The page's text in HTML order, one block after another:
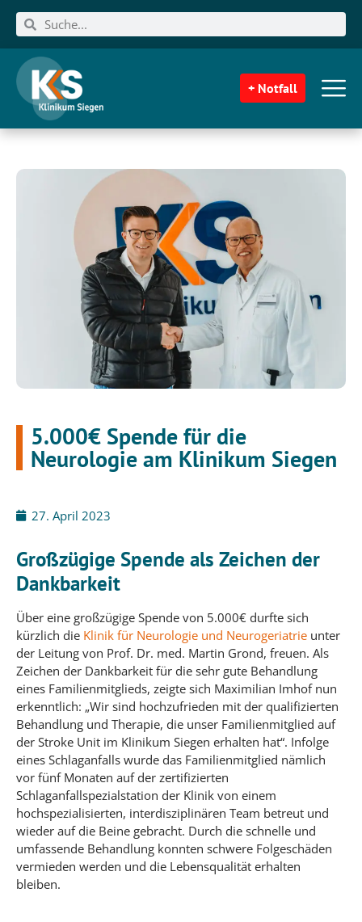
+ Notfall
5.000€ Spende für die
Neurologie am Klinikum Siegen
27. April 2023
Großzügige Spende als Zeichen der
Dankbarkeit
Über eine großzügige Spende von 5.000€ durfte sich
kürzlich die Klinik für Neurologie und Neurogeriatrie unter
der Leitung von Prof. Dr. med. Martin Grond, freuen. Als
Zeichen der Dankbarkeit für die sehr gute Behandlung
eines Familienmitglieds, zeigte sich Maximilian Imhof nun
erkenntlich: „Wir sind hochzufrieden mit der qualifizierten
Behandlung und Therapie, die unser Familienmitglied auf
der Stroke Unit im Klinikum Siegen erhalten hat“. Infolge
eines Schlaganfalls wurde das Familienmitglied nämlich
vor fünf Monaten auf der zertifizierten
Schlaganfallspezialstation der Klinik von einem
hochspezialisierten, interdisziplinären Team betreut und
wieder auf die Beine gebracht. Durch die schnelle und
umfassende Behandlung konnten schwere Folgeschäden
vermieden werden und die Lebensqualität erhalten
bleiben.